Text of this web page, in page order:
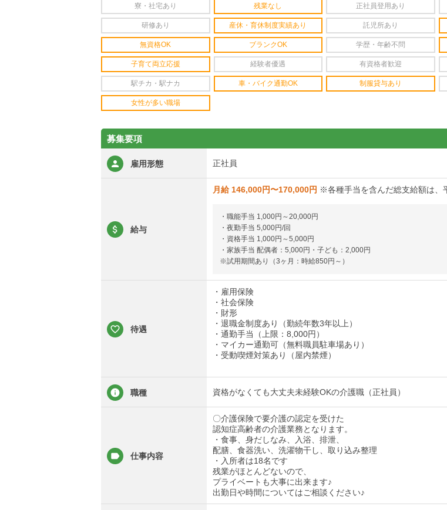
寮・社宅あり 残業なし 正社員登用あり
研修あり 産休・育休制度実績あり 託児所あり
無資格OK ブランクOK 学歴・年齢不問
子育て両立応援 経験者優遇 有資格者歓迎
駅チカ・駅ナカ 車・バイク通勤OK 制服貸与あり
女性が多い職場
募集要項
雇用形態 正社員
給与
月給 146,000円〜170,000円 ※各種手当を含んだ総支給額は、
・職能手当 1,000円～20,000円
・夜勤手当 5,000円/回
・資格手当 1,000円～5,000円
・家族手当 配偶者：5,000円・子ども：2,000円
※試用期間あり（3ヶ月：時給850円～）
待遇
・雇用保険
・社会保険
・財形
・退職金制度あり（勤続年数3年以上）
・通勤手当（上限：8,000円）
・マイカー通勤可（無料職員駐車場あり）
・受動喫煙対策あり（屋内禁煙）
職種 資格がなくても大丈夫未経験OKの介護職（正社員）
仕事内容
〇介護保険で要介護の認定を受けた
認知症高齢者の介護業務となります。
・食事、身だしなみ、入浴、排泄、
配膳、食器洗い、洗濯物干し、取り込み整理
・入所者は18名です
残業がほとんどないので、
プライベートも大事に出来ます♪
出勤日や時間についてはご相談ください♪